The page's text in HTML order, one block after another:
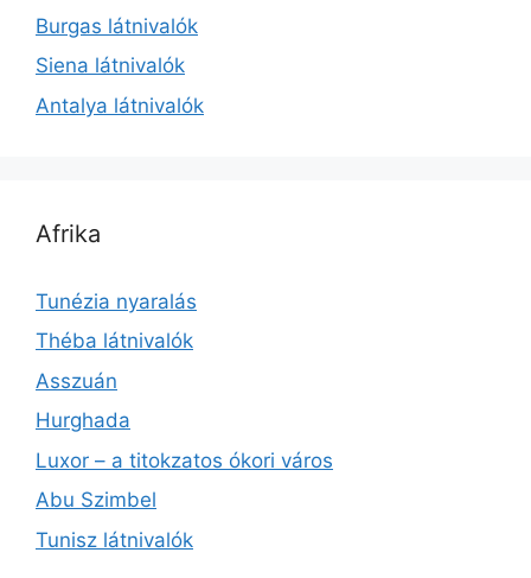
Burgas látnivalók
Siena látnivalók
Antalya látnivalók
Afrika
Tunézia nyaralás
Théba látnivalók
Asszuán
Hurghada
Luxor – a titokzatos ókori város
Abu Szimbel
Tunisz látnivalók